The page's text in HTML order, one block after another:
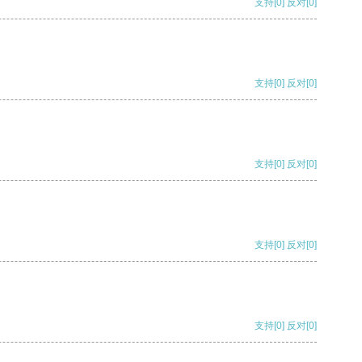
支持 [0] 反对 [0]
支持[0] 反对[0]
支持[0] 反对[0]
支持[0] 反对[0]
支持[0] 反对[0]